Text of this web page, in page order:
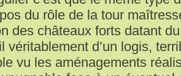
du rôle de la tour
des châteaux forts datant
véritablement d’un logis,
vu les aménagements